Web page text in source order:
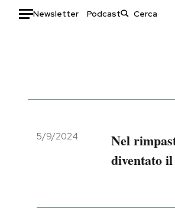
Newsletter Podcast
Italia
Politica
Moda
Storie/
Ok
5/9/2024
Nel
diventato